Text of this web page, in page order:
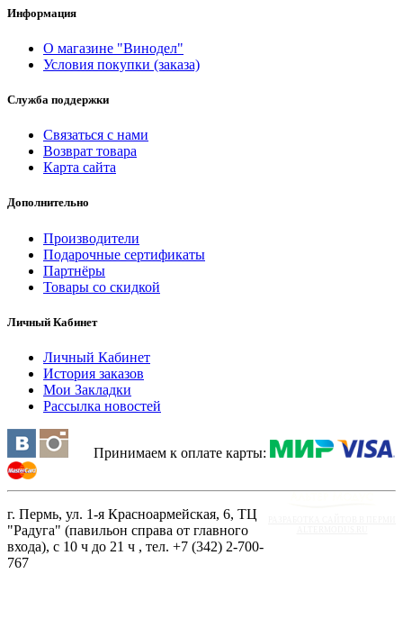
Информация
О магазине "Винодел"
Условия покупки (заказа)
Служба поддержки
Связаться с нами
Возврат товара
Карта сайта
Дополнительно
Производители
Подарочные сертификаты
Партнёры
Товары со скидкой
Личный Кабинет
Личный Кабинет
История заказов
Мои Закладки
Рассылка новостей
Принимаем к оплате карты:
г. Пермь, ул. 1-я Красноармейская, 6, ТЦ
"Радуга" (павильон справа от главного
входа), с 10 ч до 21 ч , тел. +7 (342) 2-700-
767